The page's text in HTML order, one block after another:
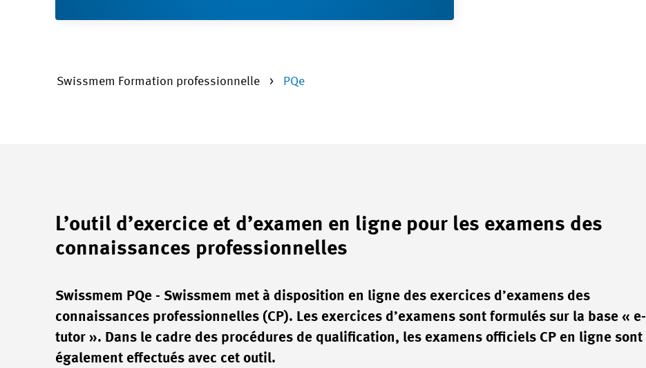
Swissmem Formation professionnelle PQe
L’outil d’exercice et d’examen en ligne pour les examens des
connaissances professionnelles
Swissmem PQe - Swissmem met à disposition en ligne des exercices d’examens des
connaissances professionnelles (CP). Les exercices d’examens sont formulés sur la base « e-
tutor ». Dans le cadre des procédures de qualification, les examens officiels CP en ligne sont
également effectués avec cet outil.